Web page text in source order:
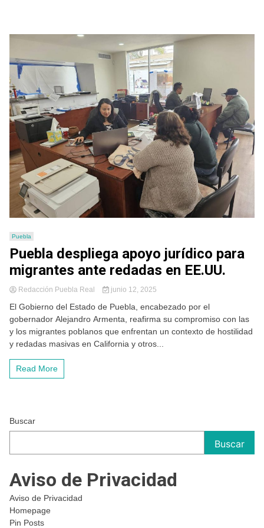
Puebla
Puebla despliega apoyo jurídico para
migrantes ante redadas en EE.UU.
Redacción Puebla Real junio 12, 2025
El Gobierno del Estado de Puebla, encabezado por el
gobernador Alejandro Armenta, reafirma su compromiso con las
y los migrantes poblanos que enfrentan un contexto de hostilidad
y redadas masivas en California y otros...
Read More
Buscar
Buscar
Aviso de Privacidad
Aviso de Privacidad
Homepage
Pin Posts